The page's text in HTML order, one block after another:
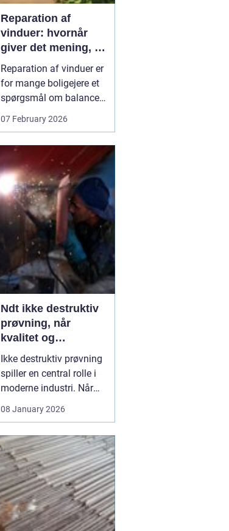
Reparation af
vinduer: hvornår
giver det mening, og
hvad skal du
vælge?
Reparation af vinduer er
for mange boligejere et
spørgsmål om balance.
På den ene side vil du
gerne bevare husets
unødvendige udgifter. På
den anden side skal
vinduerne være tætte,
ene...
07 February 2026
Ndt ikke destruktiv
prøvning, når
kvalitet og
sikkerhed er
afgørende
Ikke destruktiv prøvning
spiller en central rolle i
moderne industri. Når
udstyr, tanke eller
kontrolleres, skal det ske
uden at ødelægge
emnet. Her kommerN...
08 January 2026